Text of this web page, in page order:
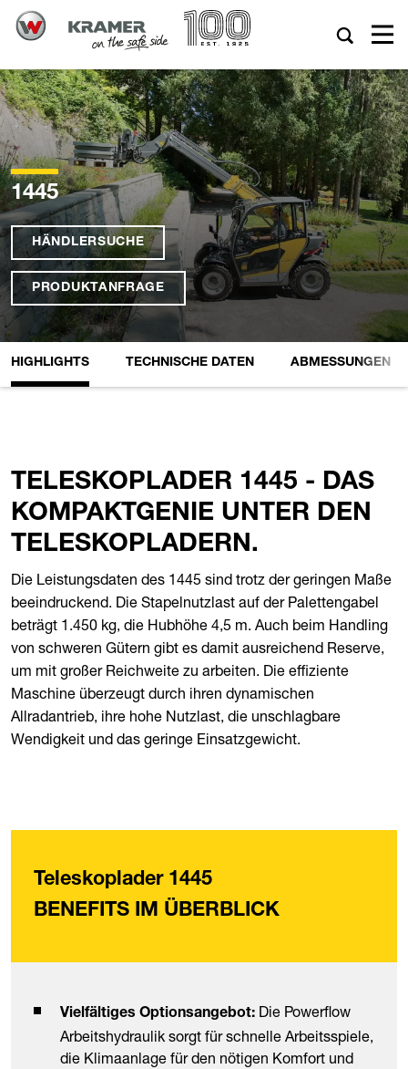
1445
HÄNDLERSUCHE
PRODUKTANFRAGE
HIGHLIGHTS TECHNISCHE DATEN ABMESSUNGEN
TELESKOPLADER 1445 - DAS
KOMPAKTGENIE UNTER DEN
TELESKOPLADERN.
Die Leistungsdaten des 1445 sind trotz der geringen Maße
beeindruckend. Die Stapelnutzlast auf der Palettengabel
beträgt 1.450 kg, die Hubhöhe 4,5 m. Auch beim Handling
von schweren Gütern gibt es damit ausreichend Reserve,
um mit großer Reichweite zu arbeiten. Die effiziente
Maschine überzeugt durch ihren dynamischen
Allradantrieb, ihre hohe Nutzlast, die unschlagbare
Wendigkeit und das geringe Einsatzgewicht.
Teleskoplader 1445
BENEFITS IM ÜBERBLICK
Vielfältiges Optionsangebot: Die Powerflow
Arbeitshydraulik sorgt für schnelle Arbeitsspiele,
die Klimaanlage für den nötigen Komfort und